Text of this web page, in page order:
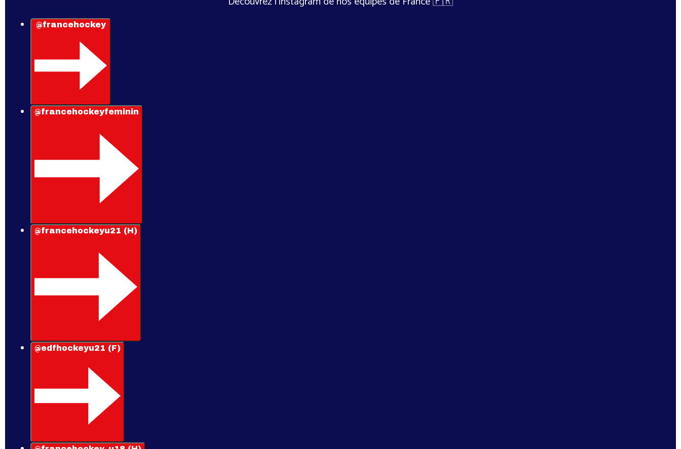
@francehockey
@francehockeyfeminin
@francehockeyu21 (H)
@edfhockeyu21 (F)